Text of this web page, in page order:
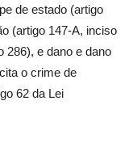
de estado (artigo
(artigo 147-A, inciso
286), e dano e dano
o crime de
62 da Lei